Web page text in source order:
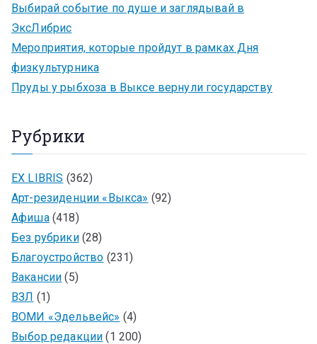
Выбирай событие по душе и заглядывай в
ЭксЛибрис
Мероприятия, которые пройдут в рамках Дня
физкультурника
Пруды у рыбхоза в Выксе вернули государству
Рубрики
EX LIBRIS (362)
Арт-резиденции «Выкса» (92)
Афиша(418)
Без рубрики(28)
Благоустройство (231)
Вакансии (5)
ВЗЛ (1)
ВОМИ «Эдельвейс» (4)
Выбор редакции (1 200)